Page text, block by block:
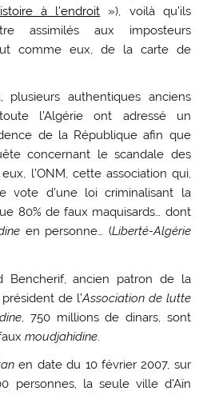
à l’endroit »), voilà qu’ils
assimilés aux imposteurs
comme eux, de la carte de
plusieurs authentiques anciens
l’Algérie ont adressé un
de la République afin que
concernant le scandale des
l’ONM, cette association qui,
vote d’une loi criminalisant la
80% de faux maquisards… dont
en personne… (Liberté-Algérie
Bencherif, ancien patron de la
de l’Association de lutte
, 750 millions de dinars, sont
moudjahidine.
en date du 10 février 2007, sur
personnes, la seule ville d’Aïn